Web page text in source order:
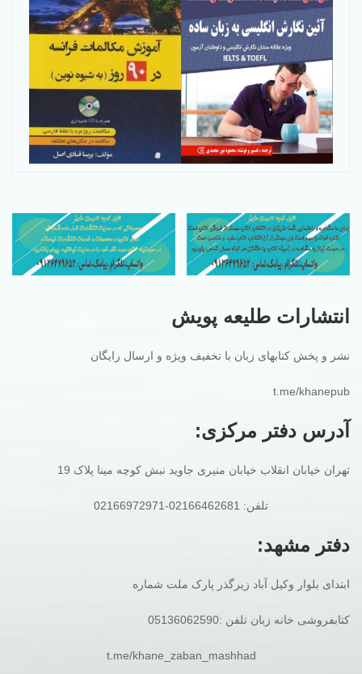
انتشارات طلیعه پویش
نشر و پخش کتابهای زبان با تخفیف ویژه و ارسال رایگان
t.me/khanepub
آدرس دفتر مرکزی:
تهران خیابان انقلاب خیابان منیری جاوید نبش کوچه مینا پلاک 19
تلفن: 02166462681-02166972971
دفتر مشهد:
ابتدای بلوار وکیل آباد زیرگذر پارک ملت شماره
کتابفروشی خانه زبان تلفن :05136062590
t.me/khane_zaban_mashhad